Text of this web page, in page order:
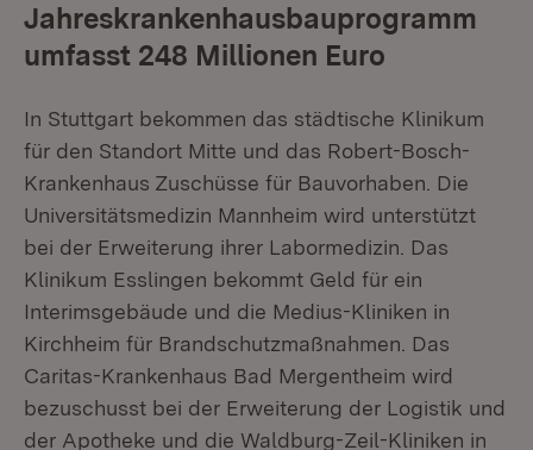
Jahreskrankenhausbauprogramm
umfasst 248 Millionen Euro
In Stuttgart bekommen das städtische Klinikum
für den Standort Mitte und das Robert-Bosch-
Krankenhaus Zuschüsse für Bauvorhaben. Die
Universitätsmedizin Mannheim wird unterstützt
bei der Erweiterung ihrer Labormedizin. Das
Klinikum Esslingen bekommt Geld für ein
Interimsgebäude und die Medius-Kliniken in
Kirchheim für Brandschutzmaßnahmen. Das
Caritas-Krankenhaus Bad Mergentheim wird
bezuschusst bei der Erweiterung der Logistik und
der Apotheke und die Waldburg-Zeil-Kliniken in